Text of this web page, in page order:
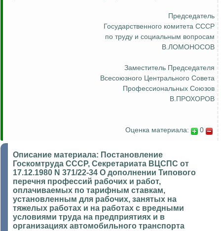
Председатель
Государственного комитета СССР
по труду и социальным вопросам
В.ЛОМОНОСОВ
Заместитель Председателя
Всесоюзного Центрального Совета
Профессиональных Союзов
В.ПРОХОРОВ
Оценка материала: 0
Описание материала: Постановление
Госкомтруда СССР, Секретариата ВЦСПС от
17.12.1980 N 371/22-34 О дополнении Типового
перечня профессий рабочих и работ,
оплачиваемых по тарифным ставкам,
установленным для рабочих, занятых на
тяжелых работах и на работах с вредными
условиями труда на предприятиях и в
организациях автомобильного транспорта